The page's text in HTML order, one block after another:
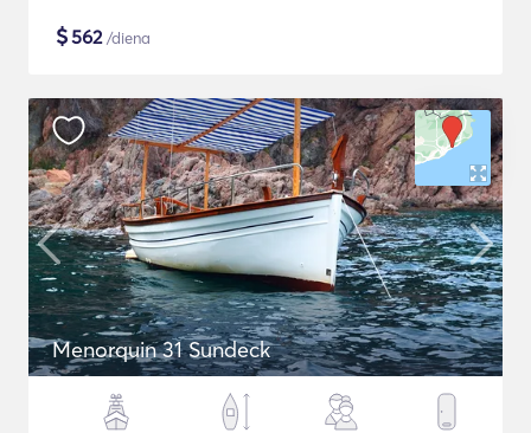
$562/diena
Menorquin 31 Sundeck